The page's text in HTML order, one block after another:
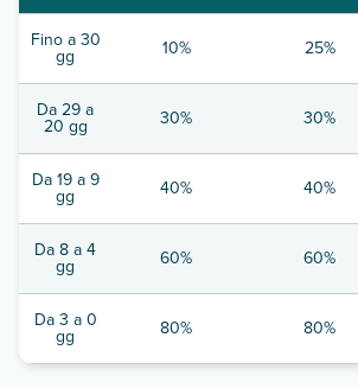
Fino a 30
gg 10% 25%
Da 29 a
20 gg 30% 30%
Da 19 a 9
gg 40% 40%
Da 8 a 4
gg 60% 60%
Da 3 a 0
gg 80% 80%